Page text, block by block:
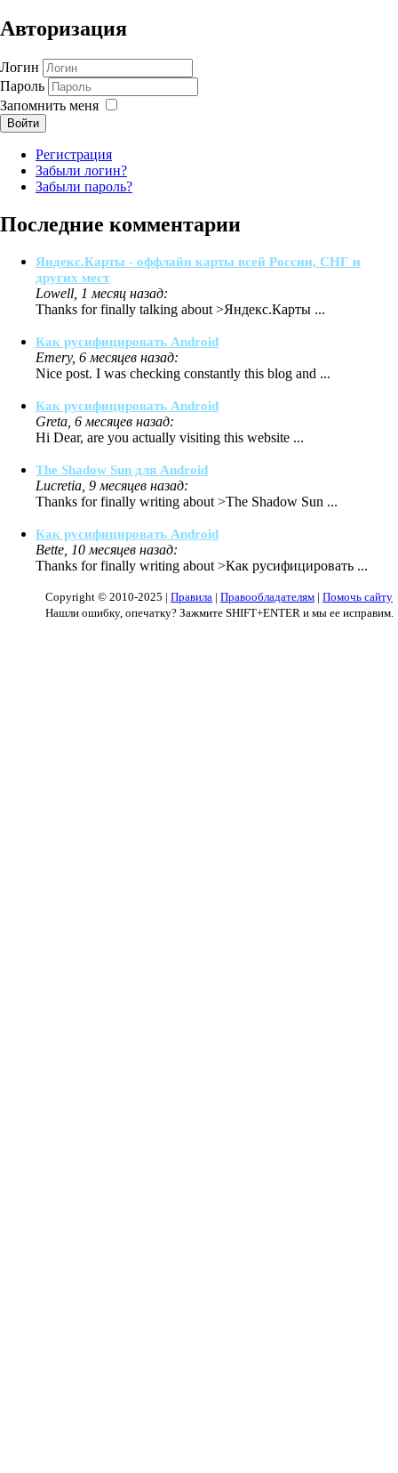
Авторизация
Логин
Пароль
Запомнить меня
Войти
Регистрация
Забыли логин?
Забыли пароль?
Последние комментарии
Яндекс.Карты - оффлайн карты всей России, СНГ и
других мест
Lowell, 1 месяц назад:
Thanks for finally talking about >Яндекс.Карты ...
Как русифицировать Android
Emery, 6 месяцев назад:
Nice post. I was checking constantly this blog and ...
Как русифицировать Android
Greta, 6 месяцев назад:
Hi Dear, are you actually visiting this website ...
The Shadow Sun для Android
Lucretia, 9 месяцев назад:
Thanks for finally writing about >The Shadow Sun ...
Как русифицировать Android
Bette, 10 месяцев назад:
Thanks for finally writing about >Как русифицировать ...
Copyright © 2010-2025 | Правила | Правообладателям | Помочь сайту
Нашли ошибку, опечатку? Зажмите SHIFT+ENTER и мы ее исправим.